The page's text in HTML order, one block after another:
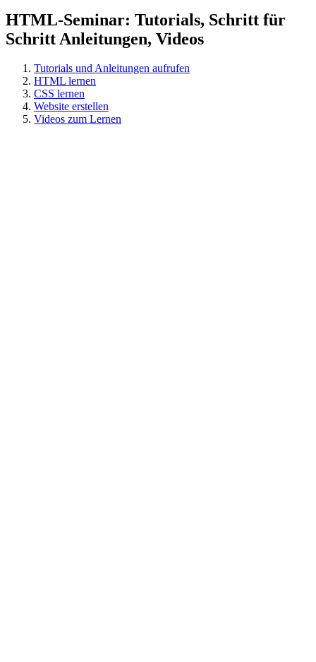
HTML-Seminar: Tutorials, Schritt für
Schritt Anleitungen, Videos
Tutorials und Anleitungen aufrufen
HTML lernen
CSS lernen
Website erstellen
Videos zum Lernen